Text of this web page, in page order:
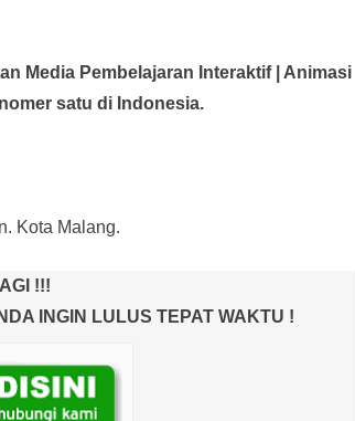
Media Pembelajaran Interaktif| Animasi
satu di Indonesia.
Kota Malang.
!!!
INGIN LULUS TEPAT WAKTU !